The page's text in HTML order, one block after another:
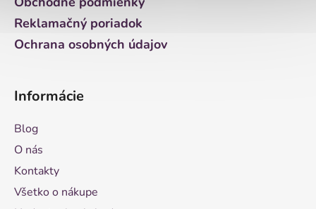
Reklamačný poriadok
Ochrana osobných údajov
Informácie
Blog
O nás
Kontakty
Všetko o nákupe